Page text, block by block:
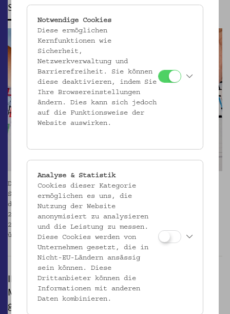
Sanierung 2024-2026
Die seit dem Jahr 2021 laufenden Planungen zur
Sanierung des Museumsgebäudes sind Anfang 2025 in
die Umsetzung übergegangen und werden mit Herbst
2026 weitgehend abgeschlossen sein. Im September
2027 wird das Museum mit einem gänzlich
überarbeiteten Konzept neu eröffnet.
_MEHR
INFORMATION
Museum, Bibliothek, Café und Shop sind
geschlossen
Notwendige Cookies
Diese ermöglichen
Kernfunktionen wie
Sicherheit,
Netzwerkverwaltung und
Barrierefreiheit. Sie können
diese deaktivieren, indem Sie
Ihre Browsereinstellungen
ändern. Dies kann sich jedoch
auf die Funktionsweise der
Website auswirken.
Analyse & Statistik
Cookies dieser Kategorie
ermöglichen es uns, die
Nutzung der Website
anonymisiert zu analysieren
und die Leistung zu messen.
Diese Cookies werden von
Unternehmen gesetzt, die in
Nicht-EU-Ländern ansässig
sein können. Diese
Drittanbieter können die
Informationen mit anderen
Daten kombinieren.